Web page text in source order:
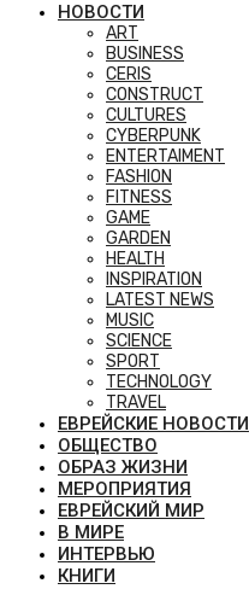
НОВОСТИ
ART
BUSINESS
CERIS
CONSTRUCT
CULTURES
CYBERPUNK
ENTERTAIMENT
FASHION
FITNESS
GAME
GARDEN
HEALTH
INSPIRATION
LATEST NEWS
MUSIC
SCIENCE
SPORT
TECHNOLOGY
TRAVEL
ЕВРЕЙСКИЕ НОВОСТИ
ОБЩЕСТВО
ОБРАЗ ЖИЗНИ
МЕРОПРИЯТИЯ
ЕВРЕЙСКИЙ МИР
В МИРЕ
ИНТЕРВЬЮ
КНИГИ